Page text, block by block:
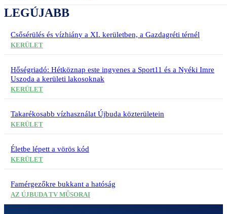
LEGÚJABB
Csősérülés és vízhiány a XI. kerületben, a Gazdagréti térnél
KERÜLET
Hőségriadó: Hétköznap este ingyenes a Sport11 és a Nyéki Imre
Uszoda a kerületi lakosoknak
KERÜLET
Takarékosabb vízhasználat Újbuda közterületein
KERÜLET
Életbe lépett a vörös kód
KERÜLET
Famérgezőkre bukkant a hatóság
AZ ÚJBUDA TV MŰSORAI